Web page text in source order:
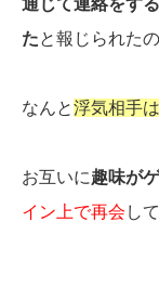
通じて連絡をする
たと報じられたの
なんと浮気相手
お互いに趣味が
イン上で再会 し